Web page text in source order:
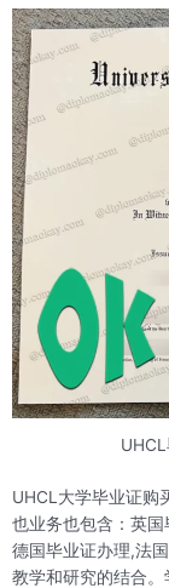
UHCL大学毕业证购
也业务也包含：英
德国毕业证办理,法
教学和研究的结合